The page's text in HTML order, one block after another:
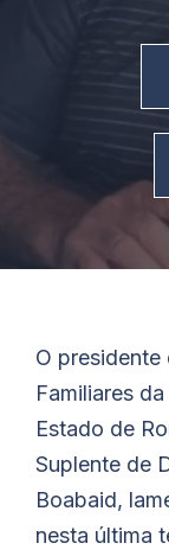
O
Familiares
Estado de
Suplente de
Boabaid,
nesta última